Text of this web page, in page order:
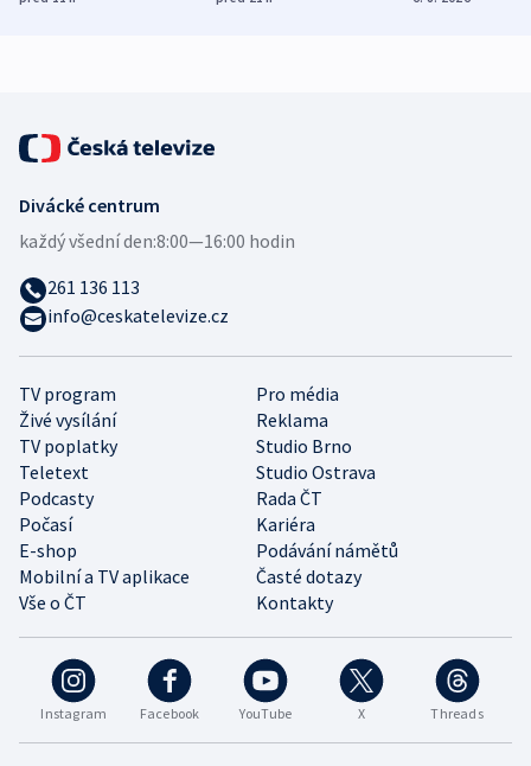
Instagram Facebook YouTube X Threads
TV program
Pro média
Živé vysílání
Reklama
TV poplatky
Studio Brno
Teletext
Studio Ostrava
Podcasty
Rada ČT
Počasí
Kariéra
E-shop
Podávání námětů
Mobilní a TV aplikace
Časté dotazy
Vše o ČT
Kontakty
Divácké centrum
každý všední den:8:00—16:00 hodin
261 136 113
info@ceskatelevize.cz